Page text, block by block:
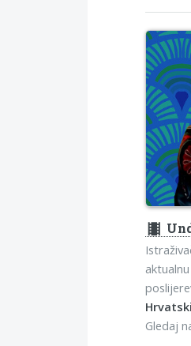
theaters
Gledaj